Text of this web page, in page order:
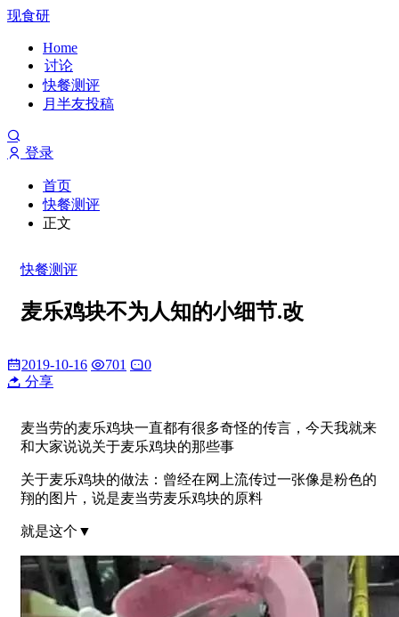
现食研
Home
讨论
快餐测评
月半友投稿
登录
首页
快餐测评
正文
快餐测评
麦乐鸡块不为人知的小细节.改
2019-10-16 701
0
分享
麦当劳的麦乐鸡块一直都有很多奇怪的传言，今天我就来
和大家说说关于麦乐鸡块的那些事
关于麦乐鸡块的做法：曾经在网上流传过一张像是粉色的
翔的图片，说是麦当劳麦乐鸡块的原料
就是这个▼